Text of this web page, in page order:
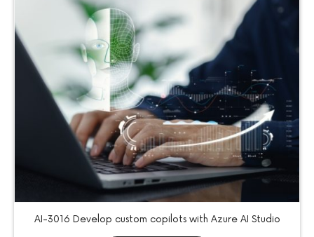
AI-3016 Develop custom copilots with Azure AI Studio